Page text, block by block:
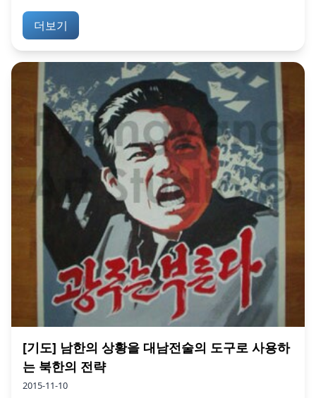
더보기
[기도] 남한의 상황을 대남전술의 도구로 사용하
는 북한의 전략
2015-11-10